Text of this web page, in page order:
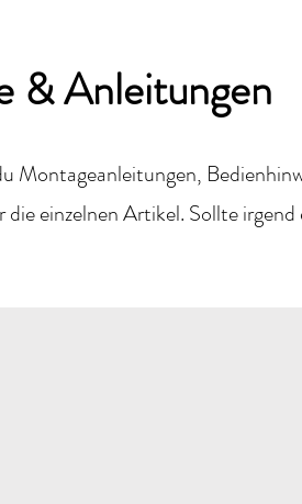
& Anleitungen
Montageanleitungen,
die einzelnen Artikel. Sollte